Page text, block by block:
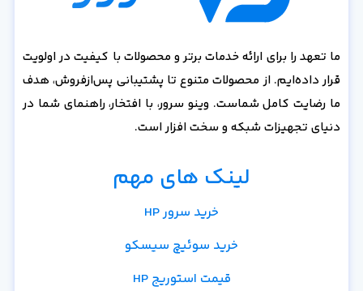
ما تعهد را برای ارائه خدمات برتر و محصولات با کیفیت در اولویت
قرار داده‌ایم. از محصولات متنوع تا پشتیبانی پس‌از‌فروش، هدف
ما رضایت کامل شماست. وینو سرور، با افتخار، راهنمای شما در
دنیای تجهیزات شبکه و سخت افزار است.
لینک های مهم
خرید سرور HP
خرید سوئیچ سیسکو
قیمت استوریج HP